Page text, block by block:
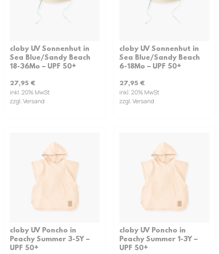
cloby UV Sonnenhut in
Sea Blue/Sandy Beach
18-36Mo – UPF 50+
27,95 €
inkl. 20% MwSt
zzgl. Versand
cloby UV Sonnenhut in
Sea Blue/Sandy Beach
6-18Mo – UPF 50+
27,95 €
inkl. 20% MwSt
zzgl. Versand
cloby UV Poncho in
Peachy Summer 3-5Y –
UPF 50+
cloby UV Poncho in
Peachy Summer 1-3Y –
UPF 50+